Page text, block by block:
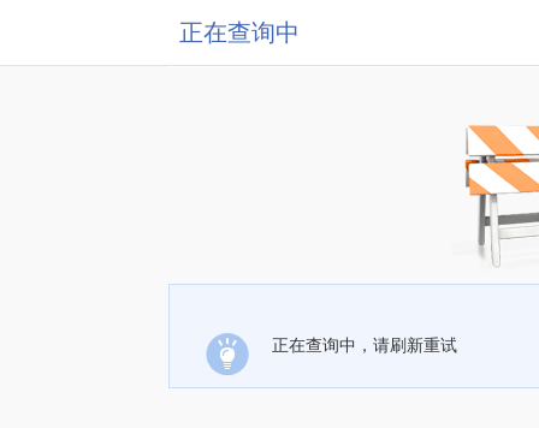
正在查询中
正在查询中，请刷新重试